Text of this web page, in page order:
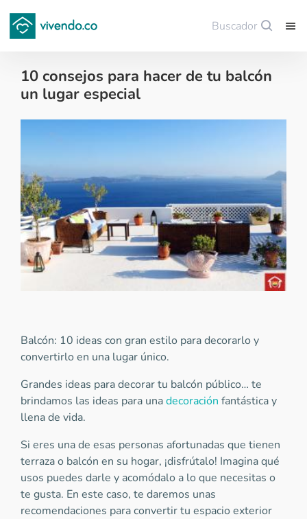
Buscador
10 consejos para hacer de tu balcón
un lugar especial
Balcón: 10 ideas con gran estilo para decorarlo y
convertirlo en una lugar único.
Grandes ideas para decorar tu balcón público… te
brindamos las ideas para unadecoración fantástica y
llena de vida.
Si eres una de esas personas afortunadas que tienen
terraza o balcón en su hogar, ¡disfrútalo! Imagina qué
usos puedes darle y acomódalo a lo que necesitas o
te gusta. En este caso, te daremos unas
recomendaciones para convertir tu espacio exterior
Guardar